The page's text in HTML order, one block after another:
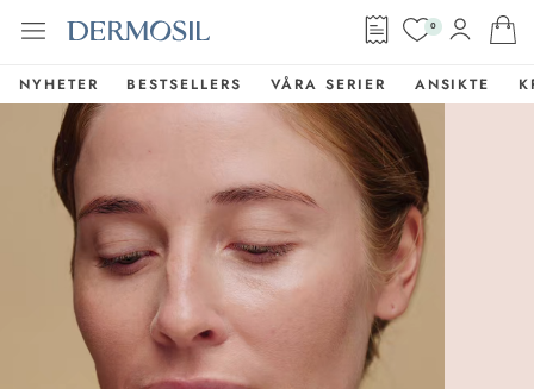
0
NYHETER BESTSELLERS VÅRA SERIER ANSIKTE